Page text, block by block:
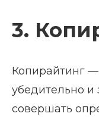
3.
Копирайтинг —
убедительно и
совершать